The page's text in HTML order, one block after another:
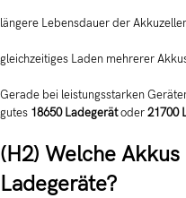
längere Lebensdauer der
gleichzeitiges Laden mehrerer
Gerade bei leistungsstarken
gutes 18650 Ladegerätoder21700
(H2) Welche
Ladegeräte?